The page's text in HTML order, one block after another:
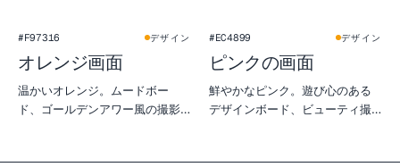
#F97316 デザイン
オレンジ画面
温かいオレンジ。ムードボー
ド、ゴールデンアワー風の撮影
#EC4899 デザイン
ピンクの画面
鮮やかなピンク。遊び心のある
デザインボード、ビューティ撮